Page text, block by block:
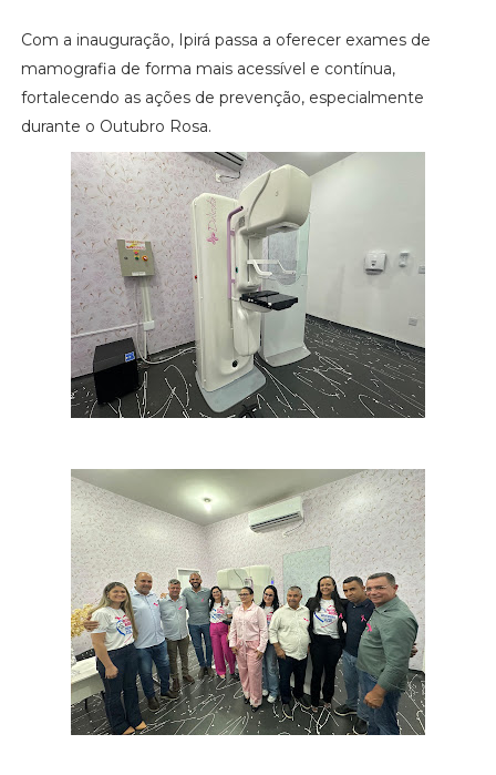
Com a inauguração, Ipirá passa a oferecer exames de
mamografia de forma mais acessível e contínua,
fortalecendo as ações de prevenção, especialmente
durante o Outubro Rosa.